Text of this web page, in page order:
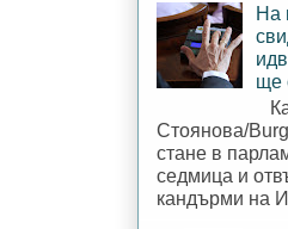
На
ще
Стоянова/
стане в
седмица и
кандърми на